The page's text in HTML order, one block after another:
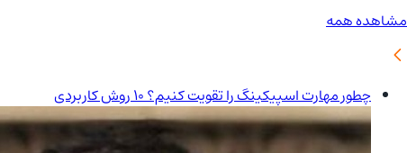
مشاهده همه
چطور مهارت اسپیکینگ را تقویت کنیم؟ 10 روش کاربردی